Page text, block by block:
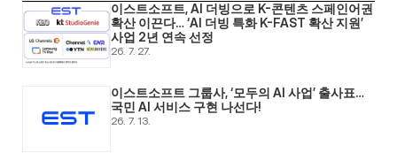
이스트소프트, AI 더빙으로 K-콘텐츠 스페인어권
확산 이끈다… ‘AI 더빙 특화 K-FAST 확산 지원’
사업 2년 연속 선정
26. 7. 27.
이스트소프트 그룹사, ‘모두의 AI 사업’ 출사표…
국민 AI 서비스 구현 나선다!
26. 7. 13.